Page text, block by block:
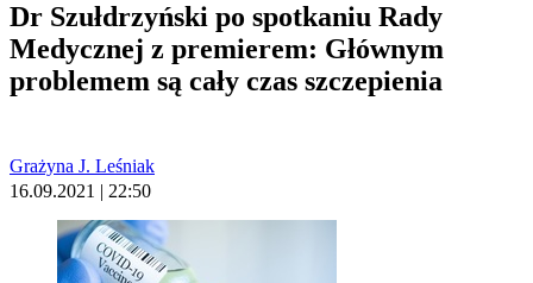
Dr Szułdrzyński po spotkaniu Rady
Medycznej z premierem: Głównym
problemem są cały czas szczepienia
Grażyna J. Leśniak
16.09.2021 | 22:50